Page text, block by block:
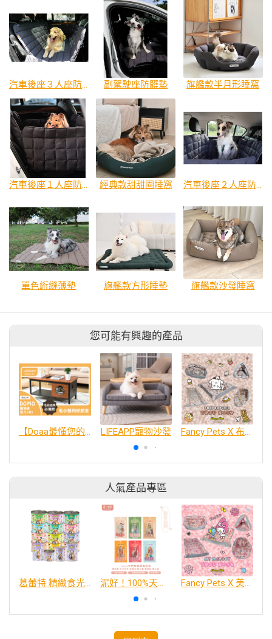
汽車後座３人座防髒墊 副駕駛座防髒墊 旗艦款半月形睡窩
汽車後座１人座防髒墊 經典款甜甜圈睡窩 汽車後座２人座防髒墊
單色絎縫薄墊 旗艦款方形睡墊 旗艦款沙發睡窩
您可能有興趣的產品
【Doaa最懂您的桌仔 x 毛小孩】DOMO寵物桌茶几(中）毛小孩的好朋友 LIFEAPP寵物沙發 Fancy Pets X 布丁狗 百變造型寵物睡床墊
人氣產品專區
葛蕾特 精緻食光 主食貓罐、貓餐包 泥好！100%天然營養蔬果肉泥 Fancy Pets X 美樂蒂 百變造型寵物睡床墊